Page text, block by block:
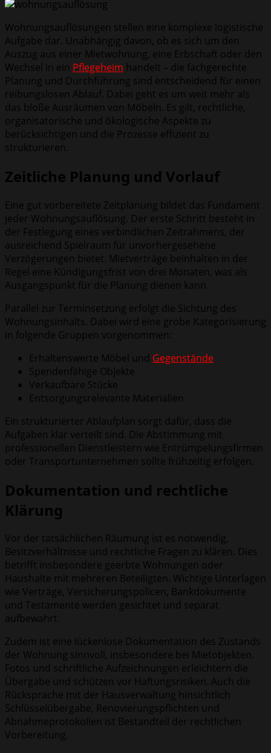
Wohnungsauflösungen stellen eine komplexe logistische
Aufgabe dar. Unabhängig davon, ob es sich um den
Auszug aus einer Mietwohnung, eine Erbschaft oder den
Wechsel in ein Pflegeheim handelt – die fachgerechte
Planung und Durchführung sind entscheidend für einen
reibungslosen Ablauf. Dabei geht es um weit mehr als
das bloße Ausräumen von Möbeln. Es gilt, rechtliche,
organisatorische und ökologische Aspekte zu
berücksichtigen und die Prozesse effizient zu
strukturieren.
Zeitliche Planung und Vorlauf
Eine gut vorbereitete Zeitplanung bildet das Fundament
jeder Wohnungsauflösung. Der erste Schritt besteht in
der Festlegung eines verbindlichen Zeitrahmens, der
ausreichend Spielraum für unvorhergesehene
Verzögerungen bietet. Mietverträge beinhalten in der
Regel eine Kündigungsfrist von drei Monaten, was als
Ausgangspunkt für die Planung dienen kann.
Parallel zur Terminsetzung erfolgt die Sichtung des
Wohnungsinhalts. Dabei wird eine grobe Kategorisierung
in folgende Gruppen vorgenommen:
Erhaltenswerte Möbel und Gegenstände
Spendenfähige Objekte
Verkaufbare Stücke
Entsorgungsrelevante Materialien
Ein strukturierter Ablaufplan sorgt dafür, dass die
Aufgaben klar verteilt sind. Die Abstimmung mit
professionellen Dienstleistern wie Entrümpelungsfirmen
oder Transportunternehmen sollte frühzeitig erfolgen.
Dokumentation und rechtliche
Klärung
Vor der tatsächlichen Räumung ist es notwendig,
Besitzverhältnisse und rechtliche Fragen zu klären. Dies
betrifft insbesondere geerbte Wohnungen oder
Haushalte mit mehreren Beteiligten. Wichtige Unterlagen
wie Verträge, Versicherungspolicen, Bankdokumente
und Testamente werden gesichtet und separat
aufbewahrt.
Zudem ist eine lückenlose Dokumentation des Zustands
der Wohnung sinnvoll, insbesondere bei Mietobjekten.
Fotos und schriftliche Aufzeichnungen erleichtern die
Übergabe und schützen vor Haftungsrisiken. Auch die
Rücksprache mit der Hausverwaltung hinsichtlich
Schlüsselübergabe, Renovierungspflichten und
Abnahmeprotokollen ist Bestandteil der rechtlichen
Vorbereitung.